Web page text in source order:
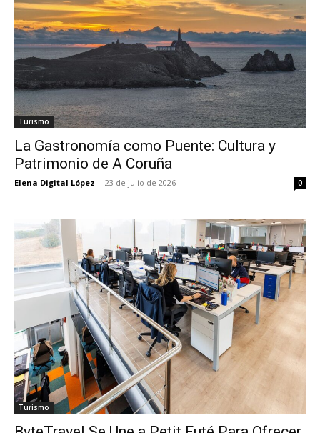
Turismo
La Gastronomía como Puente: Cultura y
Patrimonio de A Coruña
Elena Digital López - 23 de julio de 2026 0
Turismo